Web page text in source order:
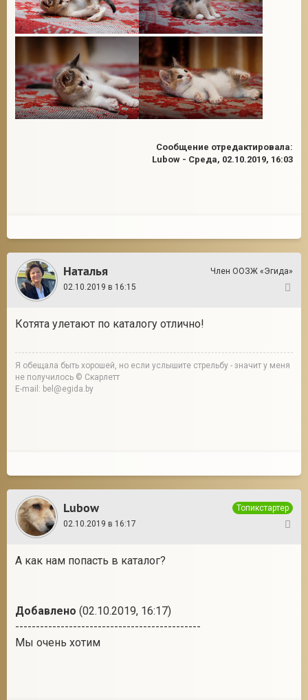
Сообщение отредактировала:
Lubow - Среда, 02.10.2019, 16:03
Наталья
Член ООЗЖ «Эгида»
02.10.2019 в 16:15
Котята улетают по каталогу отлично!
Я обещала быть хорошей, но если услышите стрельбу - значит у меня
не получилось © Скарлетт
E-mail: bel@egida.by
Lubow
Топикстартер
02.10.2019 в 16:17
А как нам попасть в каталог?
Добавлено (02.10.2019, 16:17)
---------------------------------------------
Мы очень хотим